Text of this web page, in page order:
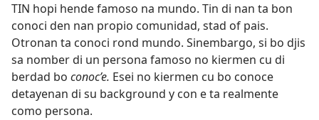
TIN hopi hende famoso na mundo. Tin di nan ta bon
conoci den nan propio comunidad, stad of pais.
Otronan ta conoci rond mundo. Sinembargo, si bo djis
sa nomber di un persona famoso no kiermen cu di
berdad bo conoc’e. Esei no kiermen cu bo conoce
detayenan di su background y con e ta realmente
como persona.